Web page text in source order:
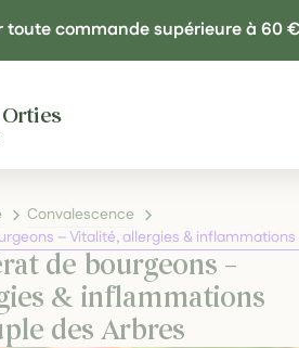
toute commande supérieure à 60 €
Convalescence
– Vitalité, allergies & inflammations
de bourgeons –
& inflammations
des Arbres